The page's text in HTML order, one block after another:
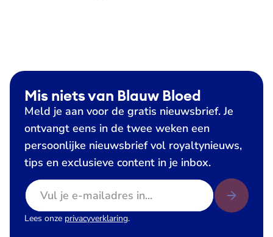
Mis niets van Blauw Bloed
Meld je aan voor de gratis nieuwsbrief. Je
ontvangt eens in de twee weken een
persoonlijke nieuwsbrief vol royaltynieuws,
tips en exclusieve content in je inbox.
E-mailadres
Lees onze privacyverklaring.